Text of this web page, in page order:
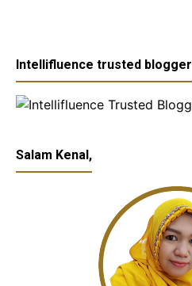
Intellifluence trusted blogger
Salam Kenal,